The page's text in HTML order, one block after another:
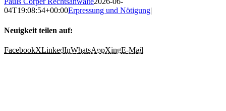
04T19:08:54+00:00Erpressung und Nötigung|
Neuigkeit teilen auf:
FacebookXLinkedInWhatsAppXingE-Mail
Pauls Cörper Rechtsanwälte PartGmbB